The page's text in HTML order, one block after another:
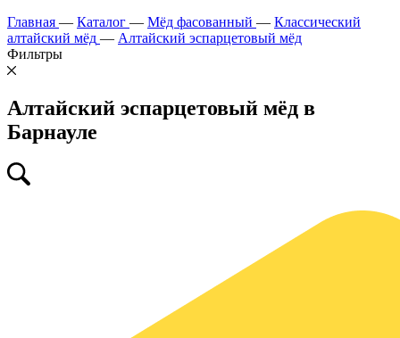
Главная — Каталог — Мёд фасованный — Классический
алтайский мёд — Алтайский эспарцетовый мёд
Фильтры
Алтайский эспарцетовый мёд в
Барнауле